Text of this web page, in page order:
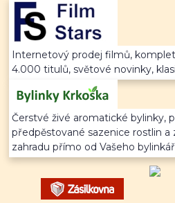
Internetový prodej filmů,
4.000 titulů, světové novinky,
Čerstvé živé aromatické bylinky,
předpěstované sazenice rostlin a
zahradu přímo od Vašeho